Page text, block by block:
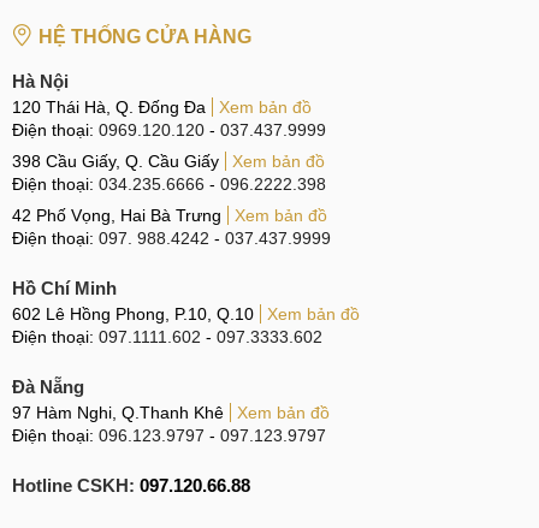
HỆ THỐNG CỬA HÀNG
Hà Nội
120 Thái Hà, Q. Đống Đa
Xem bản đồ
Điện thoại: 0969.120.120 - 037.437.9999
398 Cầu Giấy, Q. Cầu Giấy
Xem bản đồ
Điện thoại: 034.235.6666 - 096.2222.398
42 Phố Vọng, Hai Bà Trưng
Xem bản đồ
Điện thoại: 097. 988.4242 - 037.437.9999
Hồ Chí Minh
602 Lê Hồng Phong, P.10, Q.10
Xem bản đồ
Điện thoại: 097.1111.602 - 097.3333.602
Đà Nẵng
97 Hàm Nghi, Q.Thanh Khê
Xem bản đồ
Điện thoại: 096.123.9797 - 097.123.9797
Hotline CSKH: 097.120.66.88